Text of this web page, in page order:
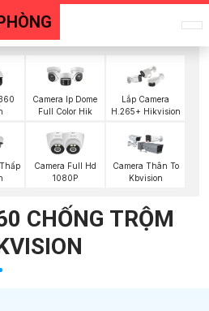
Camera Ip Dome
Full Color Hik
Lắp Camera
H.265+ Hikvision
Camera Full Hd
1080P
Camera Thân To
Kbvision
CHỐNG TRỘM